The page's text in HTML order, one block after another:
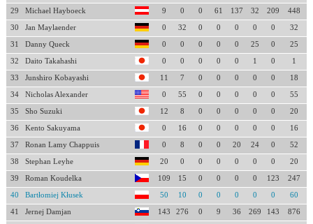
29 Michael Hayboeck 9 0 0 61 137 32 209 448
30 Jan Maylaender 0 32 0 0 0 0 0 32
31 Danny Queck 0 0 0 0 0 25 0 25
32 Daito Takahashi 0 0 0 0 0 1 0 1
33 Junshiro Kobayashi 11 7 0 0 0 0 0 18
34 Nicholas Alexander 0 55 0 0 0 0 0 55
35 Sho Suzuki 12 8 0 0 0 0 0 20
36 Kento Sakuyama 0 16 0 0 0 0 0 16
37 Ronan Lamy Chappuis 0 8 0 0 20 24 0 52
38 Stephan Leyhe 20 0 0 0 0 0 0 20
39 Roman Koudelka 109 15 0 0 0 0 123 247
40 Bartłomiej Kłusek 50 10 0 0 0 0 0 60
41 Jernej Damjan 143 276 0 9 36 269 143 876